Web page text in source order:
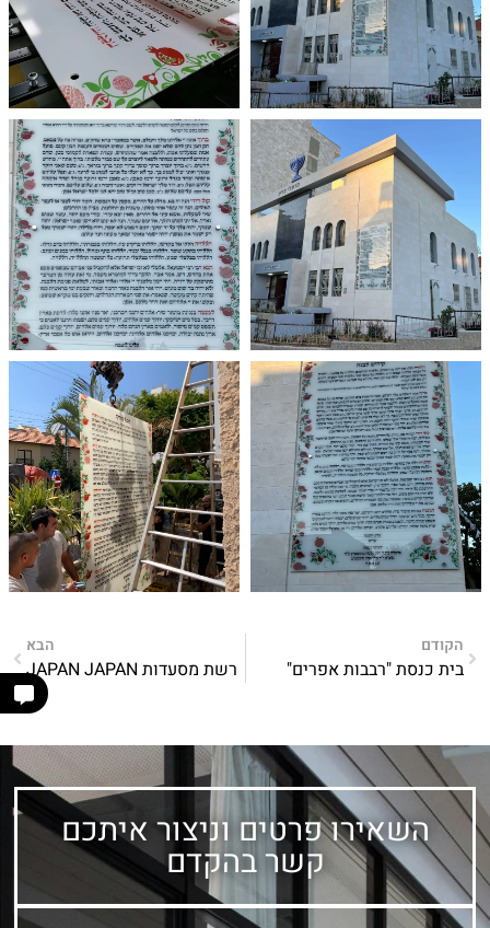
הקודם
בית כנסת "רבבות אפרים"
הבא
רשת מסעדות JAPAN JAPAN
השאירו פרטים וניצור איתכם
קשר בהקדם